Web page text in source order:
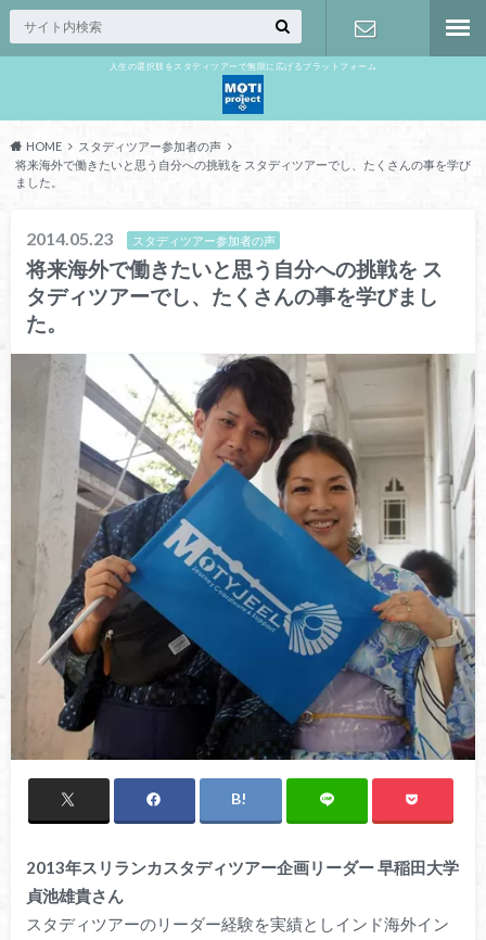
人生の選択肢をスタディツアーで無限に広げるプラットフォーム
HOME
スタディツアー参加者の声
将来海外で働きたいと思う自分への挑戦を スタディツアーでし、たくさんの事を学び
ました。
2014.05.23 スタディツアー参加者の声
将来海外で働きたいと思う自分への挑戦を ス
タディツアーでし、たくさんの事を学びまし
た。
2013年スリランカスタディツアー企画リーダー 早稲田大学
貞池雄貴さん
スタディツアーのリーダー経験を実績としインド海外イン